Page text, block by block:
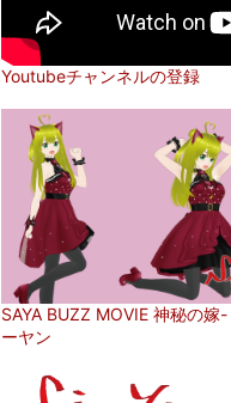
Youtubeチャンネルの登録
SAYA BUZZ MOVIE 神秘の嫁
ーヤン